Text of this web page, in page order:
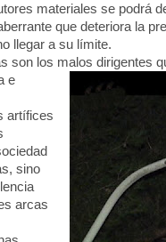
materiales se podrá
que deteriora la
llegar a su límite.
son los malos dirigentes
e
artífices
sino
arcas